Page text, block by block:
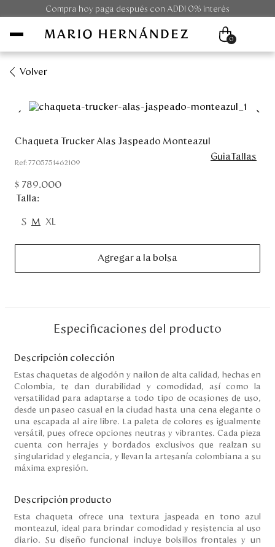
Compra hoy paga después con ADDI 0% interés
Unisex
Viaje
Colecciones
Mi cuenta
Blog
Servicio al cliente
Nuestras Tiendas
Colombia
Panamá
USA
Venezuela
0
Volver
Chaqueta Trucker Alas Jaspeado Monteazul
:7705751462109
$ 789.000
GuiaTallas
Talla
S M XL
Agregar a la bolsa
Especificaciones del producto
Descripción colección
Estas chaquetas de algodón y nailon de alta calidad, hechas en
Colombia, te dan durabilidad y comodidad, así como la
versatilidad para adaptarse a todo tipo de ocasiones de uso,
desde un paseo casual en la ciudad hasta una cena elegante o
una escapada al aire libre. La paleta de colores es igualmente
versátil, pues ofrece opciones neutras y vibrantes. Cada pieza
cuenta con herrajes y bordados exclusivos que realzan su
singularidad y elegancia, y llevan la artesanía colombiana a su
máxima expresión.
Descripción producto
Esta chaqueta ofrece una textura jaspeada en tono azul
monteazul, ideal para brindar comodidad y resistencia al uso
diario. Su diseño funcional incluye bolsillos frontales y un